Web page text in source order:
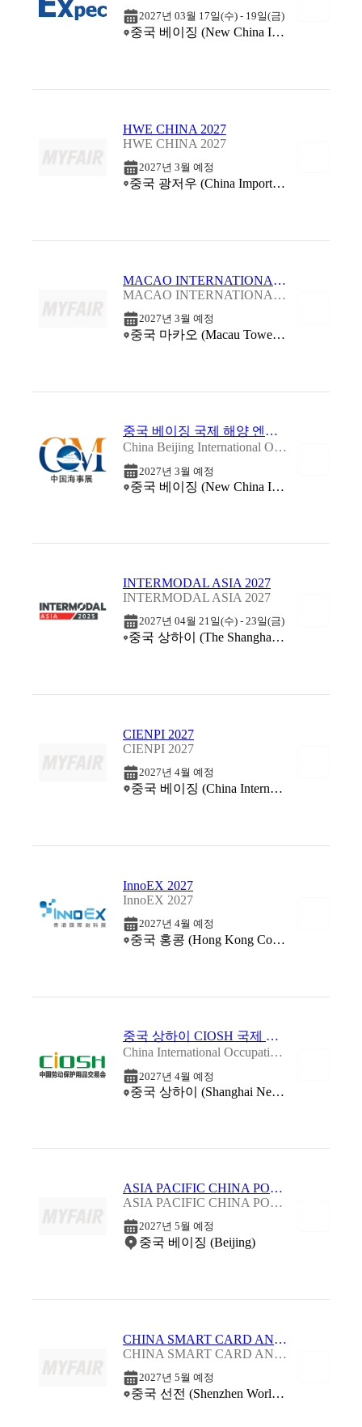
2027년 03월 17일(수) - 19일(금)
중국 베이징 (New China International Exhibition Center (NCIEC))
HWE CHINA 2027
HWE CHINA 2027
2027년 3월 예정
중국 광저우 (China Import and Export Fair Complex (Canton Fair Complex))
MACAO INTERNATIONAL ENVIRONMENTAL CO-OPERATION FORUM & EXHIBITION 2027
MACAO INTERNATIONAL ENVIRONMENTAL CO-OPERATION FORUM & EXHIBITION 2027
2027년 3월 예정
중국 마카오 (Macau Tower Convention & Entertainment Centre)
중국 베이징 국제 해양 엔지니어링 기술 및 장비 전시회 2027
China Beijing International Offshore Engineering Technology & Equipment Exhibition 2027
2027년 3월 예정
중국 베이징 (New China International Exhibition Center (NCIEC))
INTERMODAL ASIA 2027
INTERMODAL ASIA 2027
2027년 04월 21일(수) - 23일(금)
중국 상하이 (The Shanghai World Expo Exhibition & Convention Center (SWEECC))
CIENPI 2027
CIENPI 2027
2027년 4월 예정
중국 베이징 (China International Exhibition Center (CIEC))
InnoEX 2027
InnoEX 2027
2027년 4월 예정
중국 홍콩 (Hong Kong Convention and Exhibition Centre (HKCEC))
중국 상하이 CIOSH 국제 산업 안전 보건 박람회 2027
China International Occupational Safety & Health Goods Expo 2027
2027년 4월 예정
중국 상하이 (Shanghai New International Expo Centre (SNIEC))
ASIA PACIFIC CHINA POLICE 2027
ASIA PACIFIC CHINA POLICE 2027
2027년 5월 예정
중국 베이징 (Beijing)
CHINA SMART CARD AND RFID TECHNOLOGIES 2027
CHINA SMART CARD AND RFID TECHNOLOGIES 2027
2027년 5월 예정
중국 선전 (Shenzhen World Exhibition & Convention Center)